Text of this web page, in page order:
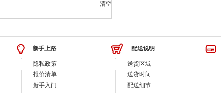
清空
新手上路
隐私政策
报价清单
新手入门
配送说明
送货区域
送货时间
配送细节